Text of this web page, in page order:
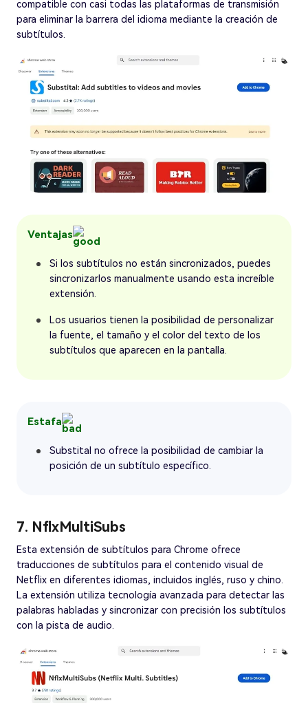
compatible con casi todas las plataformas de transmisión
para eliminar la barrera del idioma mediante la creación de
subtítulos.
Ventajas
Si los subtítulos no están sincronizados, puedes
sincronizarlos manualmente usando esta increíble
extensión.
Los usuarios tienen la posibilidad de personalizar
la fuente, el tamaño y el color del texto de los
subtítulos que aparecen en la pantalla.
Estafa
Substital no ofrece la posibilidad de cambiar la
posición de un subtítulo específico.
7. NflxMultiSubs
Esta extensión de subtítulos para Chrome ofrece
traducciones de subtítulos para el contenido visual de
Netflix en diferentes idiomas, incluidos inglés, ruso y chino.
La extensión utiliza tecnología avanzada para detectar las
palabras habladas y sincronizar con precisión los subtítulos
con la pista de audio.